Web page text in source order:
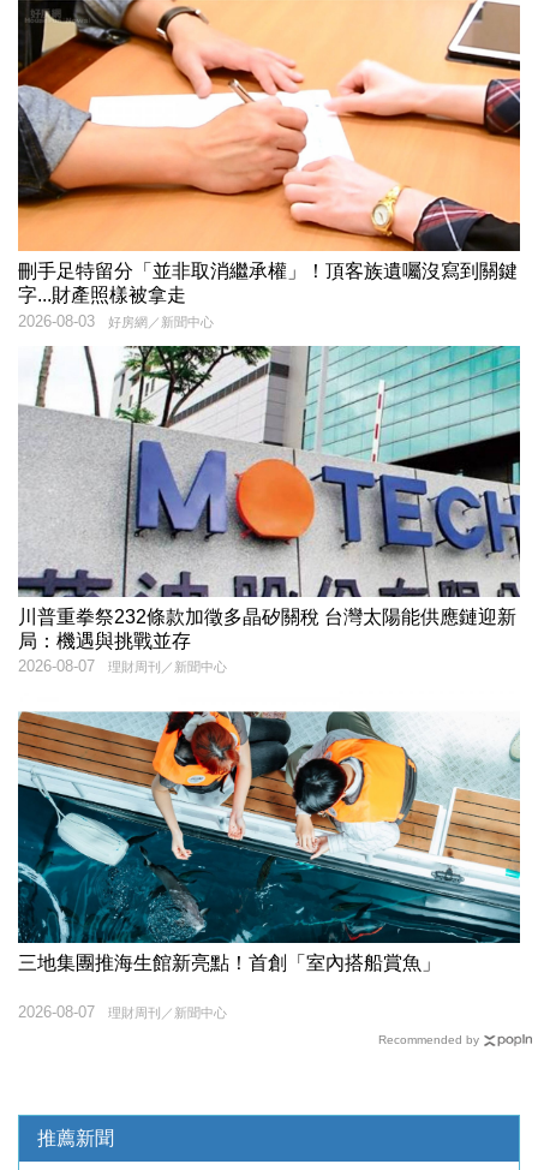
刪手足特留分「並非取消繼承權」！頂客族遺囑沒寫到關鍵
字...財產照樣被拿走
好房網／新聞中心
2026-08-03
川普重拳祭232條款加徵多晶矽關稅 台灣太陽能供應鏈迎新
局：機遇與挑戰並存
理財周刊／新聞中心
2026-08-07
三地集團推海生館新亮點！首創「室內搭船賞魚」
理財周刊／新聞中心
2026-08-07
Recommended by
推薦新聞